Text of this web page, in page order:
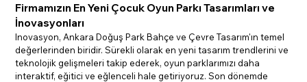
Firmamızın En Yeni Çocuk Oyun Parkı Tasarımları ve
İnovasyonları
Inovasyon, Ankara Doğuş Park Bahçe ve Çevre Tasarım'ın temel
değerlerinden biridir. Sürekli olarak en yeni tasarım trendlerini ve
teknolojik gelişmeleri takip ederek, oyun parklarımızı daha
interaktif, eğitici ve eğlenceli hale getiriyoruz. Son dönemde